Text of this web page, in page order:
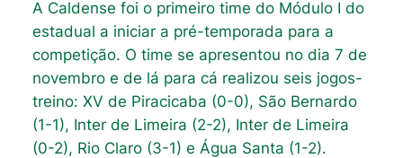
A Caldense foi o primeiro time do Módulo I do
estadual a iniciar a pré-temporada para a
competição. O time se apresentou no dia 7 de
novembro e de lá para cá realizou seis jogos-
treino: XV de Piracicaba (0-0), São Bernardo
(1-1), Inter de Limeira (2-2), Inter de Limeira
(0-2), Rio Claro (3-1) e Água Santa (1-2).